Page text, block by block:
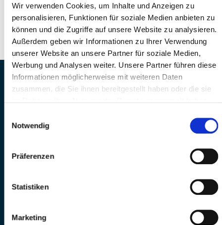
Wir verwenden Cookies, um Inhalte und Anzeigen zu
personalisieren, Funktionen für soziale Medien anbieten zu
können und die Zugriffe auf unsere Website zu analysieren.
Außerdem geben wir Informationen zu Ihrer Verwendung
unserer Website an unsere Partner für soziale Medien,
Werbung und Analysen weiter. Unsere Partner führen diese
Informationen möglicherweise mit weiteren Daten
zusammen, die Sie ihnen bereitgestellt haben oder die sie
Notwendig
Präferenzen
Statistiken
Marketing
FEEL FREE TO CONTACT US!
Phone: +41 41 260 33 67
E-mail:info(at)mssports.ch
MS Sports AG • Sonnenrain 3b • CH-6221
MS Sports folgen